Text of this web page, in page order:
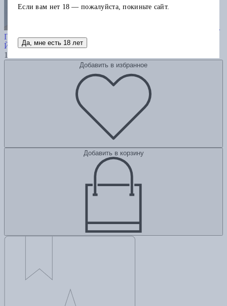
Теология ранних греческих философов.
Гиффордские лекции 1936 года
Йегер В.
1290
Добавить в избранное
Добавить в корзину
Если вам нет 18 — пожалуйста, покиньте сайт.
Да, мне есть 18 лет